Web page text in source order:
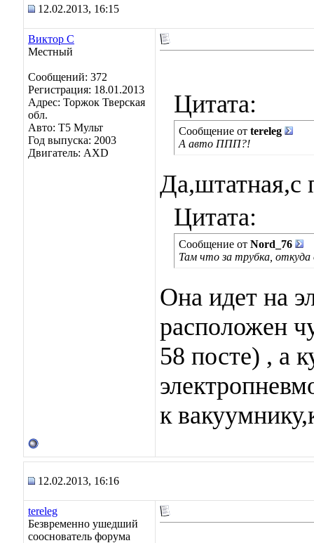
12.02.2013, 16:15
Виктор С
Местный
Сообщений: 372
Регистрация: 18.01.2013
Адрес: Торжок Тверская
обл.
Авто: Т5 Мульт
Год выпуска: 2003
Двигатель: AXD
Цитата:
Сообщение от tereleg
А авто ППП?!
Да,штатная,с
Цитата:
Сообщение от Nord_76
Там что за трубка, откуда
Она идет на
расположен
58 посте) , а
к
12.02.2013, 16:16
tereleg
Безвременно ушедший
сооснователь форума